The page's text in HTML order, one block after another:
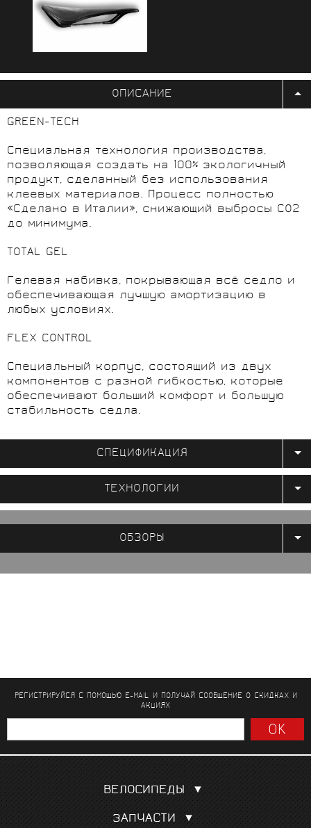
ОПИСАНИЕ
GREEN-TECH
Специальная технология производства,
позволяющая создать на 100% экологичный
продукт, сделанный без использования
клеевых материалов. Процесс полностью
«Сделано в Италии», снижающий выбросы CO2
до минимума.
TOTAL GEL
Гелевая набивка, покрывающая всё седло и
обеспечивающая лучшую амортизацию в
любых условиях.
FLEX CONTROL
Специальный корпус, состоящий из двух
компонентов с разной гибкостью, которые
обеспечивают больший комфорт и большую
стабильность седла.
СПЕЦИФИКАЦИЯ
ТЕХНОЛОГИИ
ОБЗОРЫ
РЕГИСТРИРУЙСЯ С ПОМОЩЬЮ E-MAIL И ПОЛУЧАЙ СООБЩЕНИЕО СКИДКАХ И
АКЦИЯХ
ВЕЛОСИПЕДЫ
Шоссейные
ЗАПЧАСТИ